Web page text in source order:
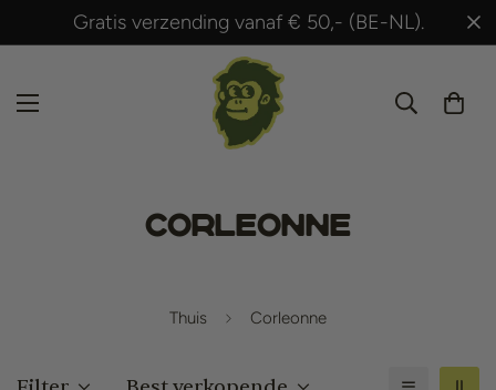
vanaf € 50,- (BE-NL). Binnen 24
Corleonne
Thuis Corleonne